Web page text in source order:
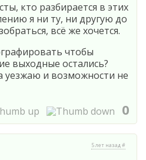
кто разбирается в этих
я ни ту, ни другую до
всё же хочется.
чтобы
выходные остались?
уезжаю и возможности не
0
5 лет назад #